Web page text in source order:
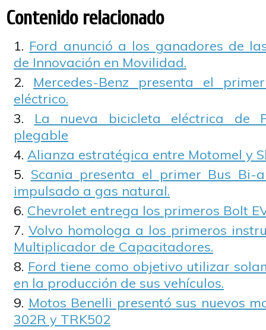
Contenido relacionado
Ford anunció a los ganadores de
de Innovación en Movilidad.
Mercedes-Benz presenta el
eléctrico.
La nueva bicicleta eléctrica de
plegable
Alianza estratégica entre Motomel y
Scania presenta el primer Bus Bi-
impulsado a gas natural.
Chevrolet entrega los primeros Bolt
Volvo homologa a los primeros
Multiplicador de Capacitadores.
Ford tiene como objetivo utilizar
en la producción de sus vehículos.
Motos Benelli presentó sus nuevos
302R y TRK502